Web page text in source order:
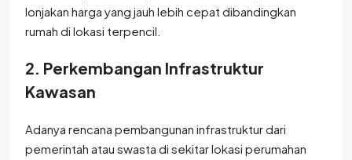
lonjakan harga yang jauh lebih cepat dibandingkan
rumah di lokasi terpencil.
2. Perkembangan Infrastruktur
Kawasan
Adanya rencana pembangunan infrastruktur dari
pemerintah atau swasta di sekitar lokasi perumahan